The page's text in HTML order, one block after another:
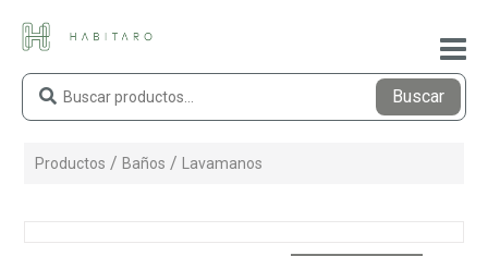
Buscar
Productos Baños Lavamanos